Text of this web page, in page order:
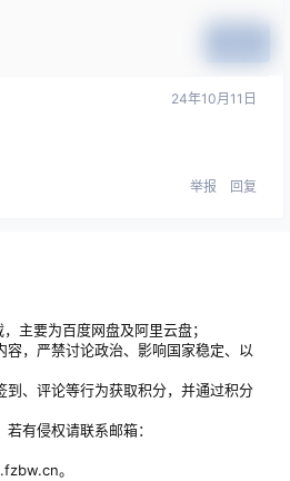
24年10月11日
举报 回复
主要为百度网盘及阿里云盘；
容，严禁讨论政治、影响国家稳定、以
到、评论等行为获取积分，并通过积分
有侵权请联系邮箱：
。